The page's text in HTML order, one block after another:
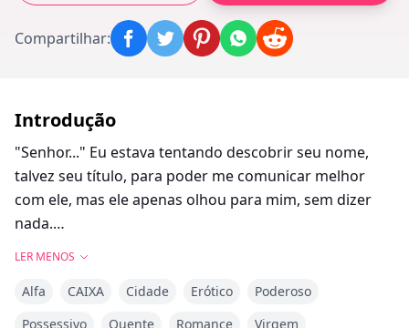
Compartilhar:
Introdução
"Senhor..." Eu estava tentando descobrir seu nome,
talvez seu título, para poder me comunicar melhor
com ele, mas ele apenas olhou para mim, sem dizer
nada.
sendo levados. Na verdade, eu gostaria de ver o Rei
Alfa agora. Eu posso trabalhar. Posso ser um grande
LER MENOS
Alfa CAIXA Cidade Erótico
Poderoso
Possessivo
Quente Romance Virgem